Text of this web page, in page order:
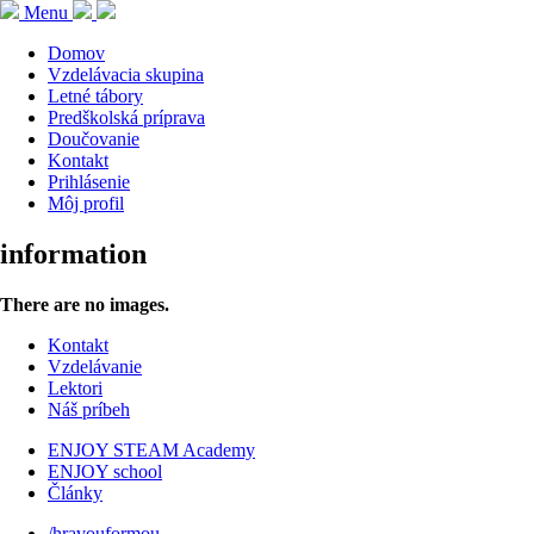
Menu
Domov
Vzdelávacia skupina
Letné tábory
Predškolská príprava
Doučovanie
Kontakt
Prihlásenie
Môj profil
information
There are no images.
Kontakt
Vzdelávanie
Lektori
Náš príbeh
ENJOY STEAM Academy
ENJOY school
Články